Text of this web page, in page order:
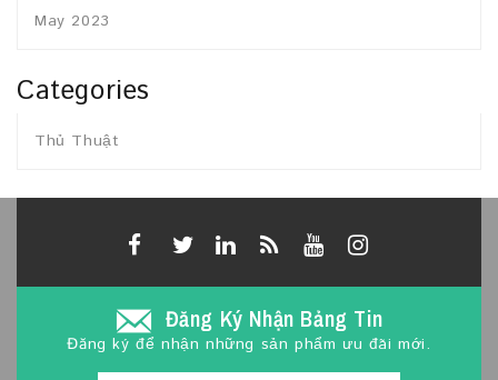
May 2023
Categories
Thủ Thuật
Đăng Ký Nhận Bảng Tin
Đăng ký để nhận những sản phẩm ưu đãi mới.